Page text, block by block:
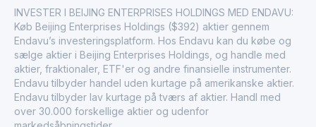
INVESTER I BEIJING ENTERPRISES HOLDINGS MED ENDAVU:
Køb Beijing Enterprises Holdings ($392) aktier gennem
Endavu’s investeringsplatform. Hos Endavu kan du købe og
sælge aktier i Beijing Enterprises Holdings, og handle med
aktier, fraktionaler, ETF'er og andre finansielle instrumenter.
Endavu tilbyder handel uden kurtage på amerikanske aktier.
Endavu tilbyder lav kurtage på tværs af aktier. Handl med
over 30.000 forskellige aktier og udenfor